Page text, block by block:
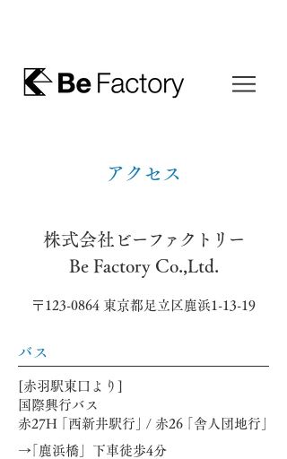
アクセス
株式会社 ビーファクトリー
Be FactoryCo.,Ltd.
​〒123-0864 ​東京都足立区鹿浜1-13-19
バス
[赤羽駅東口より]
国際興行バス
赤27H ｢西新井駅行｣ / 赤26 ｢舎人団地行｣
​→｢鹿浜橋」下車徒歩4分